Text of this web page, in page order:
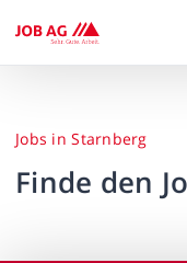
Jobs in Starnberg
Finde den